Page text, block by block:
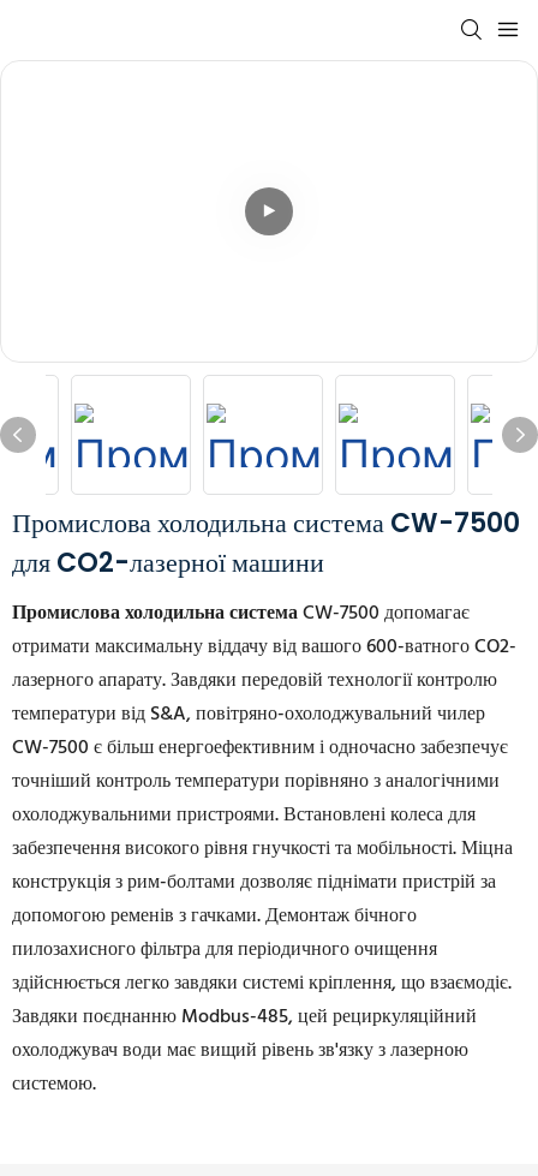
Промислова холодильна система CW-7500
для CO2-лазерної машини
Промислова холодильна системаCW-7500 допомагає
отримати максимальну віддачу від вашого 600-ватного CO2-
лазерного апарату. Завдяки передовій технології контролю
температури від S&A, повітряно-охолоджувальний чилер
CW-7500 є більш енергоефективним і одночасно забезпечує
точніший контроль температури порівняно з аналогічними
охолоджувальними пристроями. Встановлені колеса для
забезпечення високого рівня гнучкості та мобільності. Міцна
конструкція з рим-болтами дозволяє піднімати пристрій за
допомогою ременів з гачками. Демонтаж бічного
пилозахисного фільтра для періодичного очищення
здійснюється легко завдяки системі кріплення, що взаємодіє.
Завдяки поєднанню Modbus-485, цей рециркуляційний
охолоджувач води має вищий рівень зв'язку з лазерною
системою.